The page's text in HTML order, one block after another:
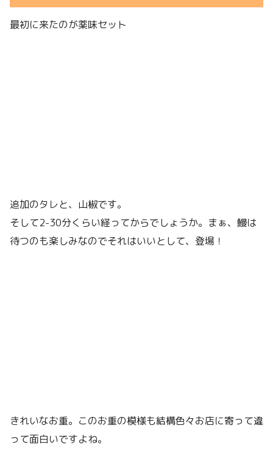
最初に来たのが薬味セット
追加のタレと、山椒です。
そして2-30分くらい経ってからでしょうか。まぁ、鰻は
待つのも楽しみなのでそれはいいとして、登場！
きれいなお重。このお重の模様も結構色々お店に寄って違
って面白いですよね。